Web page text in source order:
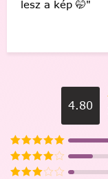
4.80